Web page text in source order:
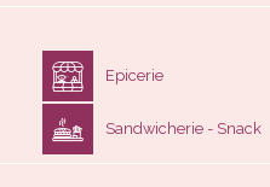
Epicerie
Sandwicherie - Snack